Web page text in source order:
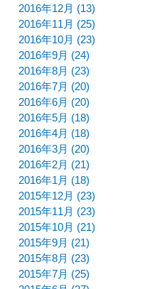
2016年12月 (13)
2016年11月 (25)
2016年10月 (23)
2016年9月 (24)
2016年8月 (23)
2016年7月 (20)
2016年6月 (20)
2016年5月 (18)
2016年4月 (18)
2016年3月 (20)
2016年2月 (21)
2016年1月 (18)
2015年12月 (23)
2015年11月 (23)
2015年10月 (21)
2015年9月 (21)
2015年8月 (23)
2015年7月 (25)